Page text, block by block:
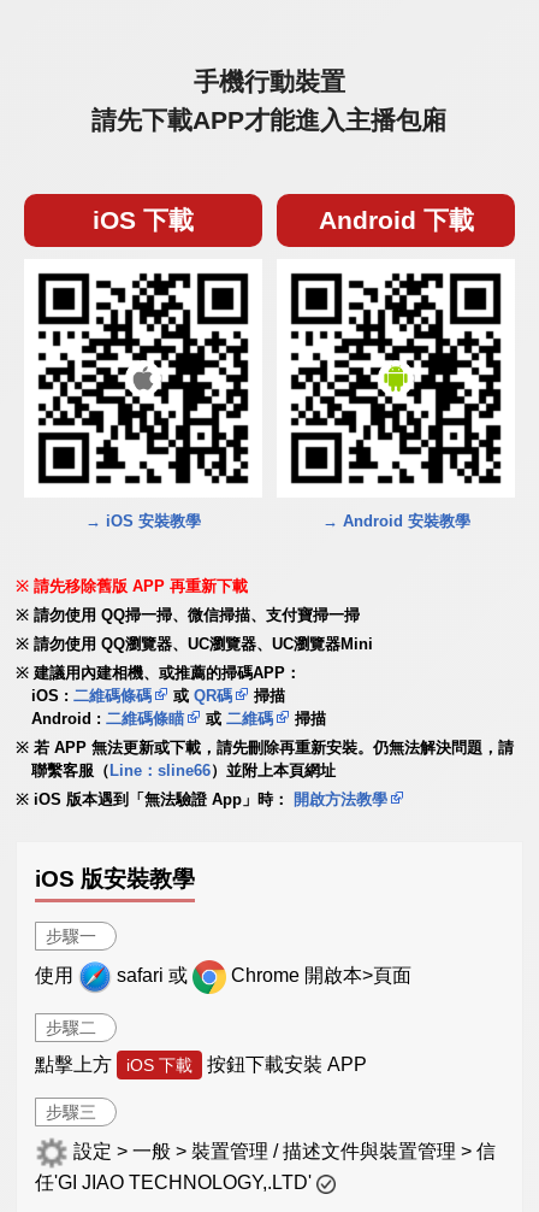
手機行動裝置
請先下載APP才能進入主播包廂
iOS 下載
→ iOS 安裝教學
Android 下載
→ Android 安裝教學
請先移除舊版 APP 再重新下載
請勿使用 QQ掃一掃、微信掃描、支付寶掃一掃
請勿使用 QQ瀏覽器、UC瀏覽器、UC瀏覽器Mini
建議用內建相機、或推薦的掃碼APP：
iOS :二維碼條碼 或QR碼
掃描
Android :二維碼條瞄 或二維碼
掃描
若 APP 無法更新或下載，請先刪除再重新安裝。仍無法解決問題，請
聯繫客服（ Line：sline66）並附上本頁網址
iOS 版本遇到「無法驗證 App」時：
開啟方法教學
iOS 版安裝教學
步驟一
使用 safari 或 Chrome 開啟本>頁面
步驟二
點擊上方 iOS 下載 按鈕下載安裝 APP
步驟三
設定 > 一般 > 裝置管理 / 描述文件與裝置管理 > 信
任'GI JIAO TECHNOLOGY,.LTD'